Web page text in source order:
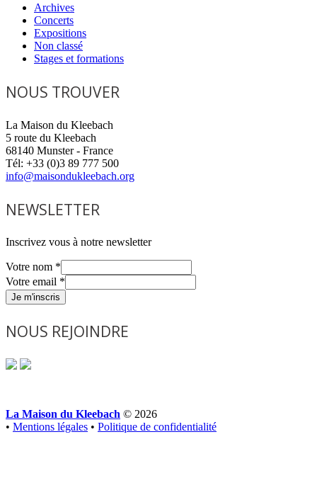
Archives
Concerts
Expositions
Non classé
Stages et formations
NOUS TROUVER
La Maison du Kleebach
5 route du Kleebach
68140 Munster - France
Tél: +33 (0)3 89 777 500
info@maisondukleebach.org
NEWSLETTER
Inscrivez vous à notre newsletter
Votre nom *
Votre email *
Je m'inscris
NOUS REJOINDRE
La Maison du Kleebach © 2026
• Mentions légales • Politique de confidentialité